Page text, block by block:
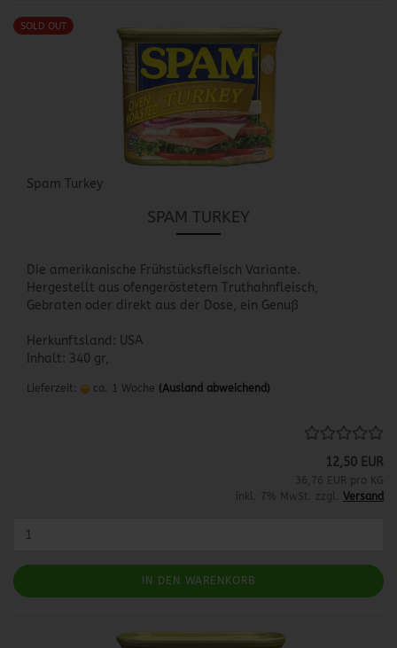
SOLD OUT
Spam Turkey
SPAM TURKEY
Die amerikanische Frühstücksfleisch Variante.
Hergestellt aus ofengeröstetem Truthahnfleisch,
Gebraten oder direkt aus der Dose, ein Genuß
Herkunftsland: USA
Inhalt: 340 gr,
Lieferzeit: ca. 1 Woche (Ausland abweichend)
12,50 EUR
36,76 EUR pro KG
inkl. 7% MwSt. zzgl. Versand
IN DEN WARENKORB